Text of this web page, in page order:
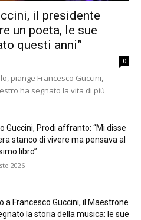
il presidente
un poeta, le sue
questi anni”
0
piange Francesco Guccini,
ha segnato la vita di più
Guccini, Prodi affranto: “Mi disse
stanco di vivere ma pensava al
libro”
2026
a Francesco Guccini, il Maestrone
la storia della musica: le sue